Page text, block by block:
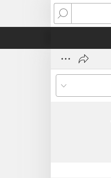
بحث